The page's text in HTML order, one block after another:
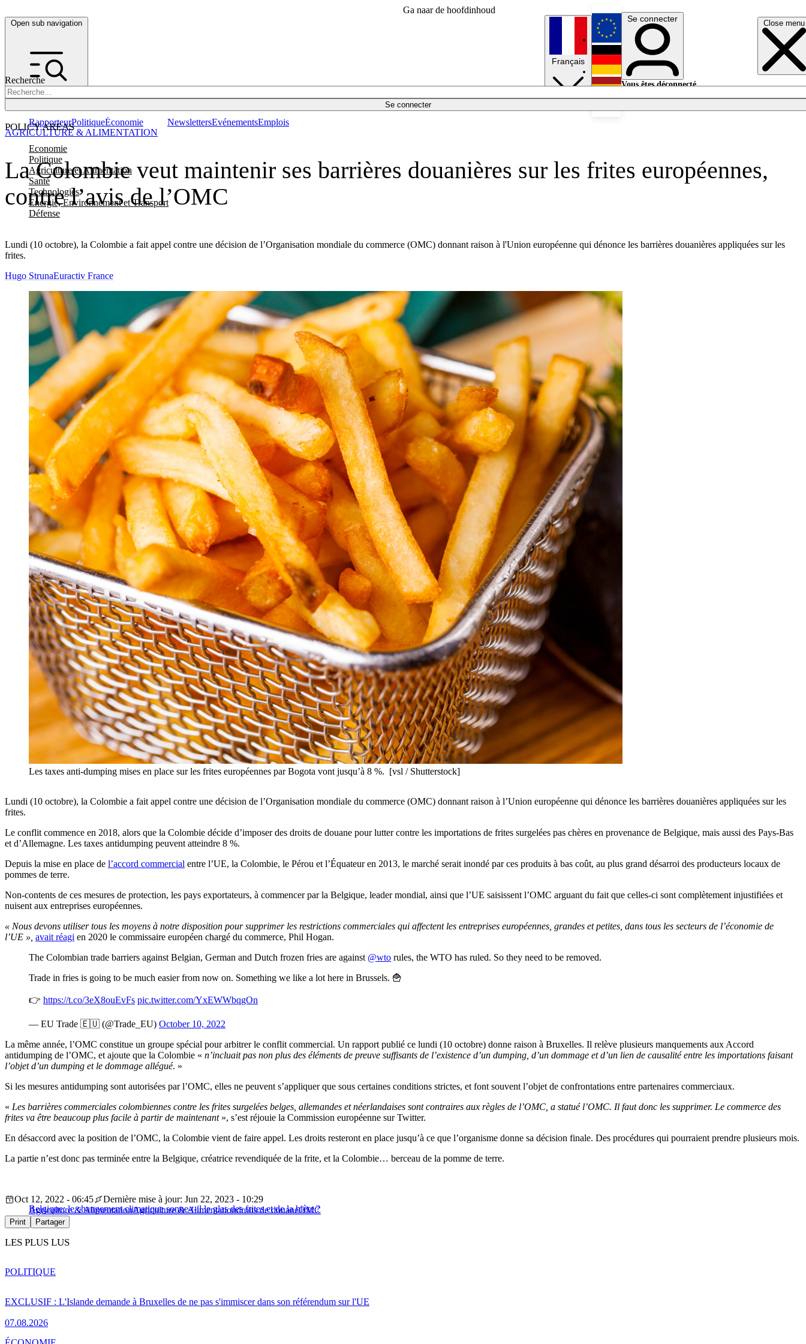
Ga naar de hoofdinhoud
Open sub navigation Close menu
Recherche
Se connecter
POLICY AREAS
Economie
Politique
Agriculture et Alimentation
Santé
Technologies
Energie, Environnement et Transport
Défense
RapporteurPolitiqueÉconomie NewslettersEvénementsEmplois
Français
English
Deutsch
Se connecter
Vous êtes déconnecté.
La Colombie veut maintenir ses barrières douanières sur les frites européennes,
contre l’avis de l’OMC
Lundi (10 octobre), la Colombie a fait appel contre une décision de l’Organisation mondiale du commerce (OMC) donnant raison à l'Union européenne qui dénonce les barrières douanières appliquées sur les
frites.
AGRICULTURE & ALIMENTATION
Hugo StrunaEuractiv France
Les taxes anti-dumping mises en place sur les frites européennes par Bogota vont jusqu’à 8 %. [vsl / Shutterstock]
Lundi (10 octobre), la Colombie a fait appel contre une décision de l’Organisation mondiale du commerce (OMC) donnant raison à l’Union européenne qui dénonce les barrières douanières appliquées sur les
frites.
Le conflit commence en 2018, alors que la Colombie décide d’imposer des droits de douane pour lutter contre les importations de frites surgelées pas chères en provenance de Belgique, mais aussi des Pays-Bas
et d’Allemagne. Les taxes antidumping peuvent atteindre 8 %.
Depuis la mise en place de l’accord commercial entre l’UE, la Colombie, le Pérou et l’Équateur en 2013, le marché serait inondé par ces produits à bas coût, au plus grand désarroi des producteurs locaux de
pommes de terre.
Non-contents de ces mesures de protection, les pays exportateurs, à commencer par la Belgique, leader mondial, ainsi que l’UE saisissent l’OMC arguant du fait que celles-ci sont complètement injustifiées et
nuisent aux entreprises européennes.
« Nous devons utiliser tous les moyens à notre disposition pour supprimer les restrictions commerciales qui affectent les entreprises européennes, grandes et petites, dans tous les secteurs de l’économie de
l’UE », avait réagi en 2020 le commissaire européen chargé du commerce, Phil Hogan.
The Colombian trade barriers against Belgian, German and Dutch frozen fries are against @wto rules, the WTO has ruled. So they need to be removed.
Trade in fries is going to be much easier from now on. Something we like a lot here in Brussels. 🍟
👉 https://t.co/3eX8ouEvFs pic.twitter.com/YxEWWbqgOn
— EU Trade 🇪🇺 (@Trade_EU) October 10, 2022
La même année, l’OMC constitue un groupe spécial pour arbitrer le conflit commercial. Un rapport publié ce lundi (10 octobre) donne raison à Bruxelles. Il relève plusieurs manquements aux Accord
antidumping de l’OMC, et ajoute que la Colombie « n’incluait pas non plus des éléments de preuve suffisants de l’existence d’un dumping, d’un dommage et d’un lien de causalité entre les importations faisant
l’objet d’un dumping et le dommage allégué. »
Si les mesures antidumping sont autorisées par l’OMC, elles ne peuvent s’appliquer que sous certaines conditions strictes, et font souvent l’objet de confrontations entre partenaires commerciaux.
« Les barrières commerciales colombiennes contre les frites surgelées belges, allemandes et néerlandaises sont contraires aux règles de l’OMC, a statué l’OMC. Il faut donc les supprimer. Le commerce des
frites va être beaucoup plus facile à partir de maintenant», s’est réjouie la Commission européenne sur Twitter.
En désaccord avec la position de l’OMC, la Colombie vient de faire appel. Les droits resteront en place jusqu’à ce que l’organisme donne sa décision finale. Des procédures qui pourraient prendre plusieurs mois.
La partie n’est donc pas terminée entre la Belgique, créatrice revendiquée de la frite, et la Colombie… berceau de la pomme de terre.
Belgique: le changement climatique sonne-t-il le glas des frites et de la bière ?
Oct 12, 2022 - 06:45
Dernière mise à jour: Jun 22, 2023 - 10:29
Agriculture & AlimentationAgriculture & Alimentationdroits de douaneOMC
Print Partager
LES PLUS LUS
EXCLUSIF : L'Islande demande à Bruxelles de ne pas s'immiscer dans son référendum sur l'UE
07.08.2026
POLITIQUE